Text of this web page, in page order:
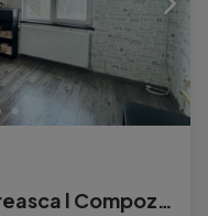
Apartament 2 camere Floreasca l Compozitori l Boxa Inclusa